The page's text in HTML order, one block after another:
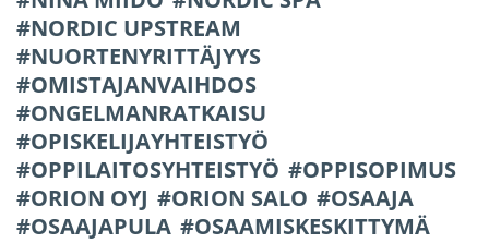
NORDIC UPSTREAM
NUORTENYRITTÄJYYS
OMISTAJANVAIHDOS
ONGELMANRATKAISU
OPISKELIJAYHTEISTYÖ
OPPILAITOSYHTEISTYÖ
OPPISOPIMUS
ORION OYJ
ORION SALO
OSAAJA
OSAAJAPULA
OSAAMISKESKITTYMÄ